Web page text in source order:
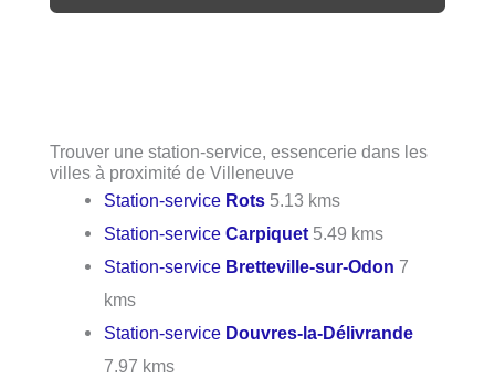
Trouver une station-service, essencerie dans les
villes à proximité de Villeneuve
Station-service Rots 5.13 kms
Station-serviceCarpiquet 5.49 kms
Station-service Bretteville-sur-Odon 7
kms
Station-service Douvres-la-Délivrande
7.97 kms